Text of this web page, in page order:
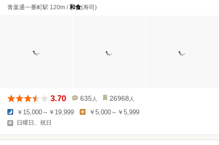
青葉通一番町駅 120m /和食(寿司)
3.70 635 人 26968 人
￥15,000～￥19,999 ￥5,000～￥5,999
日曜日、祝日